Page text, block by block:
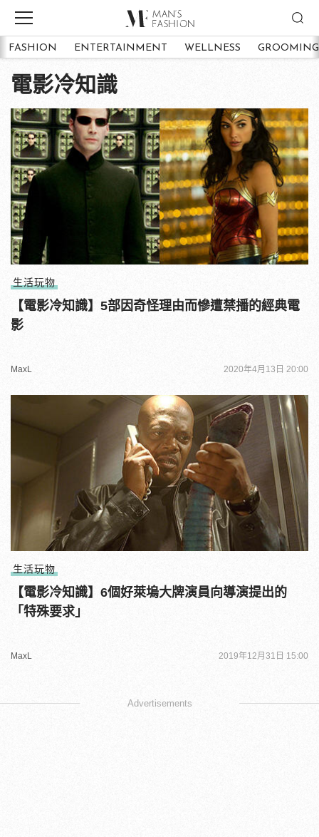
FASHION ENTERTAINMENT WELLNESS GROOMING
電影冷知識
生活玩物
【電影冷知識】5部因奇怪理由而慘遭禁播的經典電
影
MaxL 2020年4月13日 20:00
生活玩物
【電影冷知識】6個好萊塢大牌演員向導演提出的
「特殊要求」
MaxL 2019年12月31日 15:00
Advertisements